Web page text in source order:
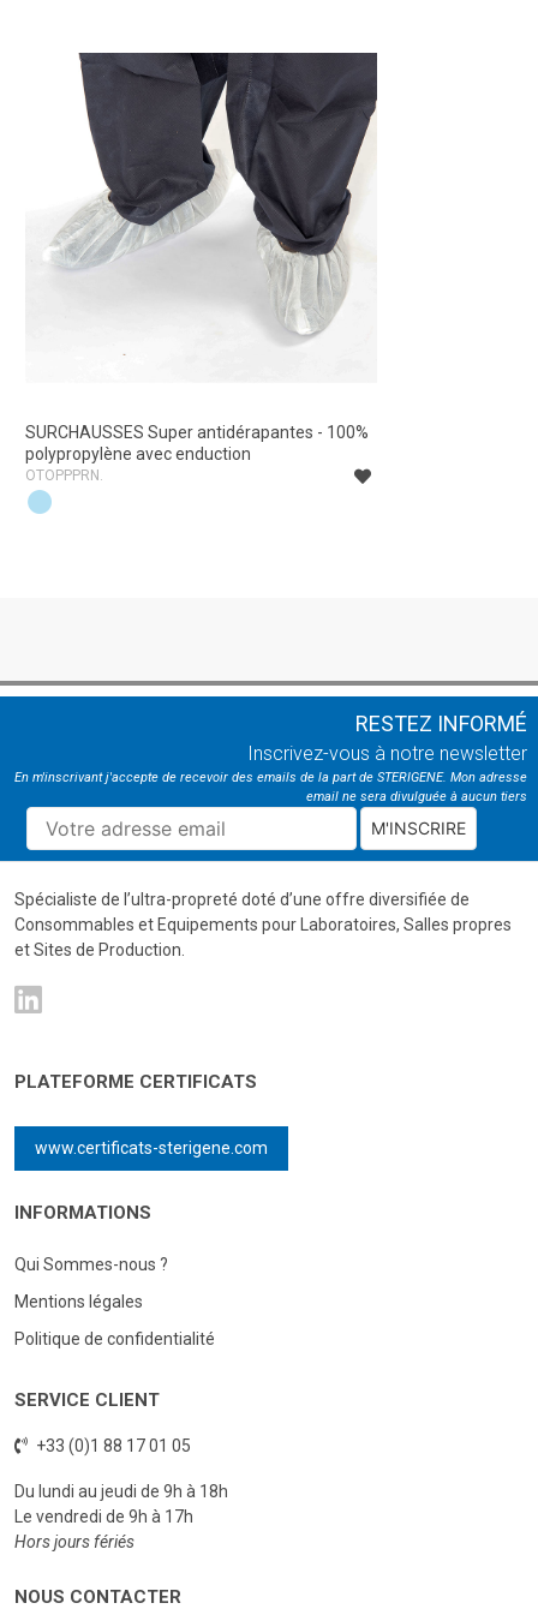
SURCHAUSSES Super antidérapantes - 100%
polypropylène avec enduction
OTOPPPRN.
RESTEZ INFORMÉ
Inscrivez-vous à notre newsletter
En m'inscrivant j'accepte de recevoir des emails de la part de STERIGENE. Mon adresse
email ne sera divulguée à aucun tiers
M'INSCRIRE
Spécialiste de l’ultra-propreté doté d’une offre diversifiée de
Consommables et Equipements pour Laboratoires, Salles propres
et Sites de Production.
PLATEFORME CERTIFICATS
www.certificats-sterigene.com
INFORMATIONS
Qui Sommes-nous ?
Mentions légales
Politique de confidentialité
SERVICE CLIENT
+33 (0)1 88 17 01 05
Du lundi au jeudi de 9h à 18h
Le vendredi de 9h à 17h
Hors jours fériés
NOUS CONTACTER